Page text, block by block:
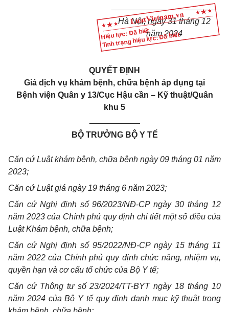
Hiệu lực: Đã biết
Tình trạng hiệu lực: Đã biết
_______________________
Hà Nội, ngày 31 tháng 12
năm 2024
QUYẾT ĐỊNH
Giá dịch vụ khám bệnh, chữa bệnh áp dụng tại
Bệnh viện Quân y 13/Cục Hậu cần – Kỹ thuật/Quân
khu 5
BỘ TRƯỞNG BỘ Y TẾ
Căn cứ Luật khám bệnh, chữa bệnh ngày 09 tháng 01 năm
2023;
Căn cứ Luật giá ngày 19 tháng 6 năm 2023;
Căn cứ Nghị định số 96/2023/NĐ-CP ngày 30 tháng 12
năm 2023 của Chính phủ quy định chi tiết một số điều của
Luật Khám bệnh, chữa bệnh;
Căn cứ Nghị định số 95/2022/NĐ-CP ngày 15 tháng 11
năm 2022 của Chính phủ quy định chức năng, nhiệm vụ,
quyền hạn và cơ cấu tổ chức của Bộ Y tế;
Căn cứ Thông tư số 23/2024/TT-BYT ngày 18 tháng 10
năm 2024 của Bộ Y tế quy định danh mục kỹ thuật trong